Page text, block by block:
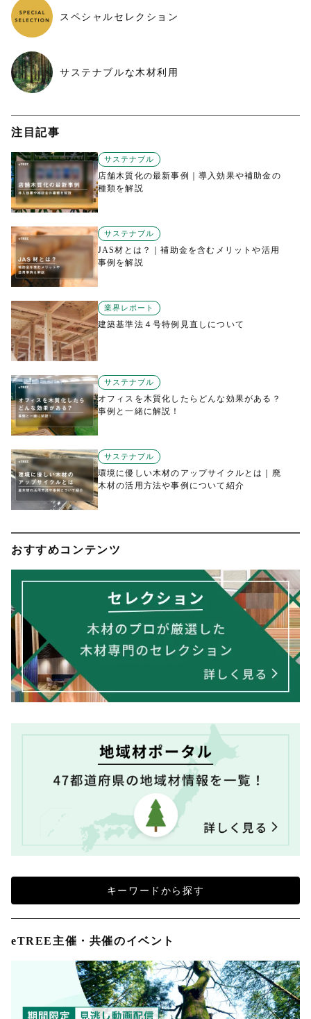
スペシャルセレクション
サステナブルな木材利用
注目記事
サステナブル
店舗木質化の最新事例｜導入効果や補助金の
種類を解説
サステナブル
JAS材とは？｜補助金を含むメリットや活用
事例を解説
業界レポート
建築基準法４号特例見直しについて
サステナブル
オフィスを木質化したらどんな効果がある？
事例と一緒に解説！
サステナブル
環境に優しい木材のアップサイクルとは｜廃
木材の活用方法や事例について紹介
おすすめコンテンツ
キーワードから探す
eTREE主催・共催のイベント